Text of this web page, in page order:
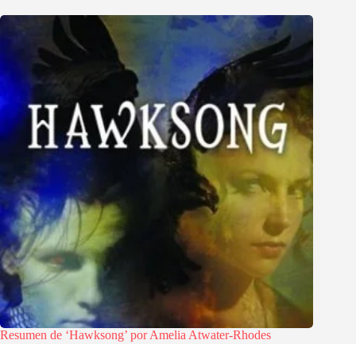
Resumen de ‘Hawksong’ por Amelia Atwater-Rhodes